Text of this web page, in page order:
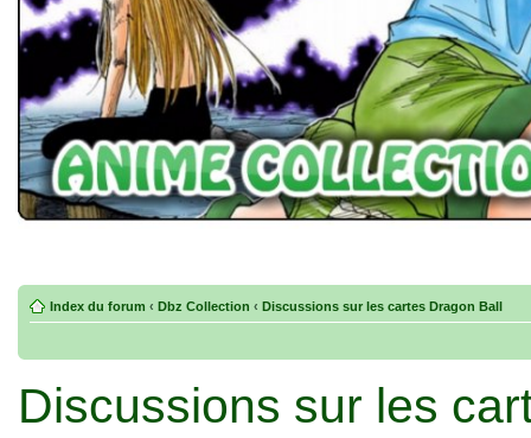
Index du forum ‹ Dbz Collection ‹ Discussions sur les cartes Dragon Ball
Discussions sur les